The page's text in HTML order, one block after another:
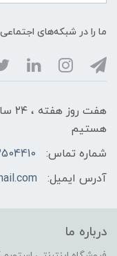
ما را در شبکه‌های
هستیم
شماره تماس:
آدرس ایمیل:
درباره ما